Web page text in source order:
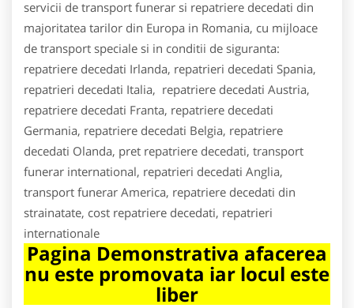
servicii de transport funerar si repatriere decedati din
majoritatea tarilor din Europa in Romania, cu mijloace
de transport speciale si in conditii de siguranta:
repatriere decedati Irlanda, repatrieri decedati Spania,
repatrieri decedati Italia, repatriere decedati Austria,
repatriere decedati Franta, repatriere decedati
Germania, repatriere decedati Belgia, repatriere
decedati Olanda, pret repatriere decedati, transport
funerar international, repatrieri decedati Anglia,
transport funerar America, repatriere decedati din
strainatate, cost repatriere decedati, repatrieri
internationale
Pagina Demonstrativa afacerea
nu este promovata iar locul este
liber